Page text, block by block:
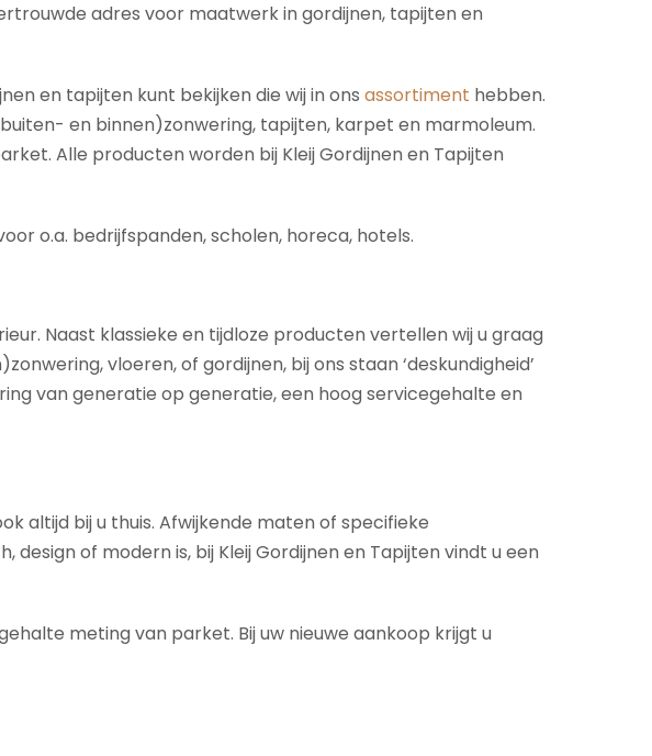
adres voor maatwerk in gordijnen, tapijten en
en tapijten kunt bekijken die wij in ons assortiment hebben.
en binnen)zonwering, tapijten, karpet en marmoleum.
Alle producten worden bij Kleij Gordijnen en Tapijten
o.a. bedrijfspanden, scholen, horeca, hotels.
Naast klassieke en tijdloze producten vertellen wij u graag
vloeren, of gordijnen, bij ons staan ‘deskundigheid’
van generatie op generatie, een hoog servicegehalte en
altijd bij u thuis. Afwijkende maten of specifieke
of modern is, bij Kleij Gordijnen en Tapijten vindt u een
meting van parket. Bij uw nieuwe aankoop krijgt u